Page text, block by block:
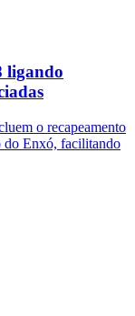
ligando
o recapeamento
do Enxó, facilitando